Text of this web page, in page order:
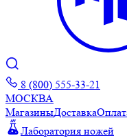
8 (800) 555-33-21
МОСКВА
МагазиныДоставка
Лаборатория ножей